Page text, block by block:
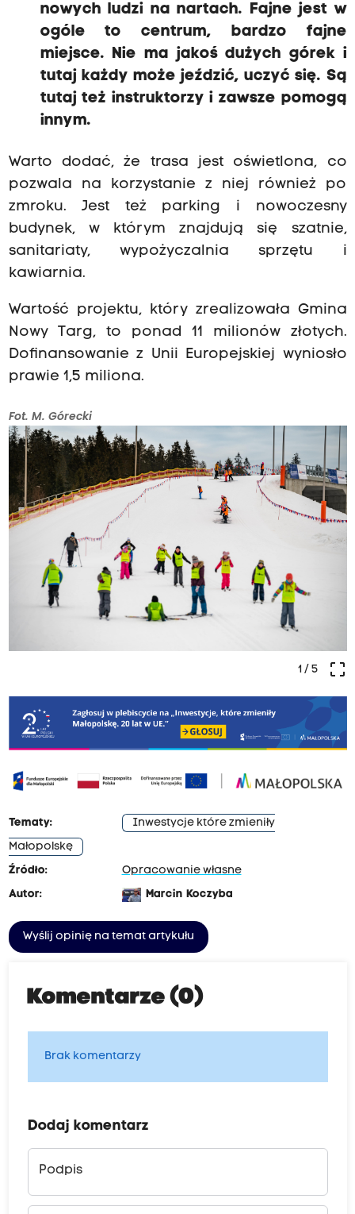
nowych ludzi na nartach. Fajne jest w
ogóle to centrum, bardzo fajne
miejsce. Nie ma jakoś dużych górek i
tutaj każdy może jeździć, uczyć się. Są
tutaj też instruktorzy i zawsze pomogą
innym.
Warto dodać, że trasa jest oświetlona, co
pozwala na korzystanie z niej również po
zmroku. Jest też parking i nowoczesny
budynek, w którym znajdują się szatnie,
sanitariaty, wypożyczalnia sprzętu i
kawiarnia.
Wartość projektu, który zrealizowała Gmina
Nowy Targ, to ponad 11 milionów złotych.
Dofinansowanie z Unii Europejskiej wyniosło
prawie 1,5 miliona.
Fot. M. Górecki
crop_free
1 / 5
Tematy:
Inwestycje które zmieniły
Małopolskę
Źródło:
Opracowanie własne
Autor:
Marcin Koczyba
Wyślij opinię na temat artykułu
Komentarze (0)
Brak komentarzy
Dodaj komentarz
Podpis